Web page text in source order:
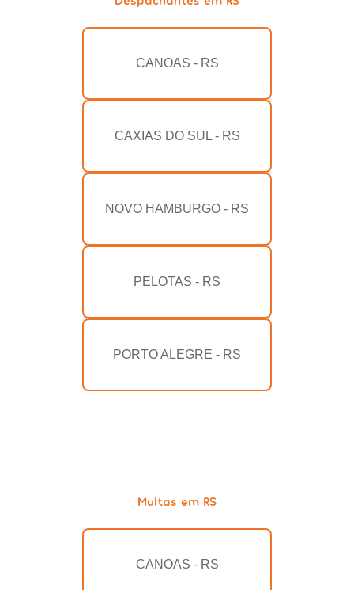
CANOAS - RS
CAXIAS DO SUL - RS
NOVO HAMBURGO - RS
PELOTAS - RS
PORTO ALEGRE - RS
Multas em RS
CANOAS - RS